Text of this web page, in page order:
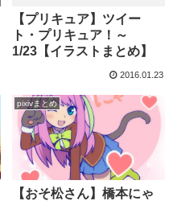
【プリキュア】ツイー
ト・プリキュア！～
1/23【イラストまとめ】
2016.01.23
pixivまとめ
【おそ松さん】橋本にゃ